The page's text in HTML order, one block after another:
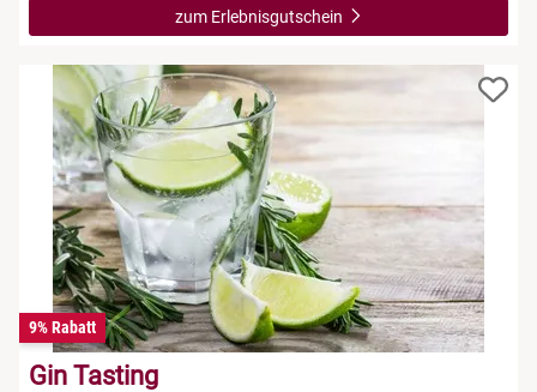
zum Erlebnisgutschein
9% Rabatt
Gin Tasting